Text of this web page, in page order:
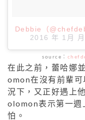
Debbie（
2016 年 1月
source：
在此之前，蕾哈娜
omon在沒有前輩
況下，又正好遇上
olomon表示第一週
怕。